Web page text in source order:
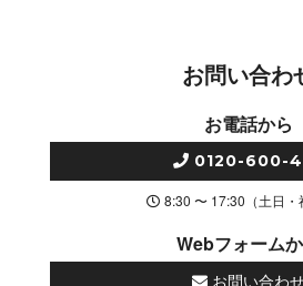
お問い合わ
お電話から
0120-600-
8:30 〜 17:30（土日・
Webフォーム
お問い合わ